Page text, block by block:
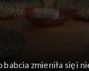
zmieniła się i